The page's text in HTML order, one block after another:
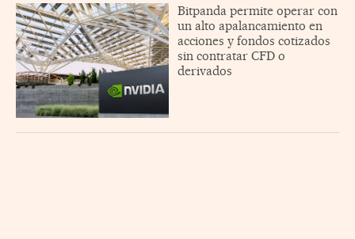
Bitpanda permite operar con
un alto apalancamiento en
acciones y fondos cotizados
sin contratar CFD o
derivados